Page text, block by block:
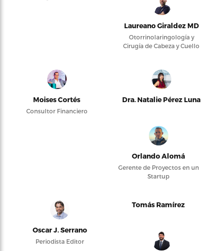
Laureano Giraldez MD
Otorrinolaringología y
Cirugía de Cabeza y Cuello
Moises Cortés
Consultor Financiero
Dra. Natalie Pérez Luna
Orlando Alomá
Gerente de Proyectos en un
Startup
Oscar J. Serrano
Periodista Editor
Tomás Ramírez